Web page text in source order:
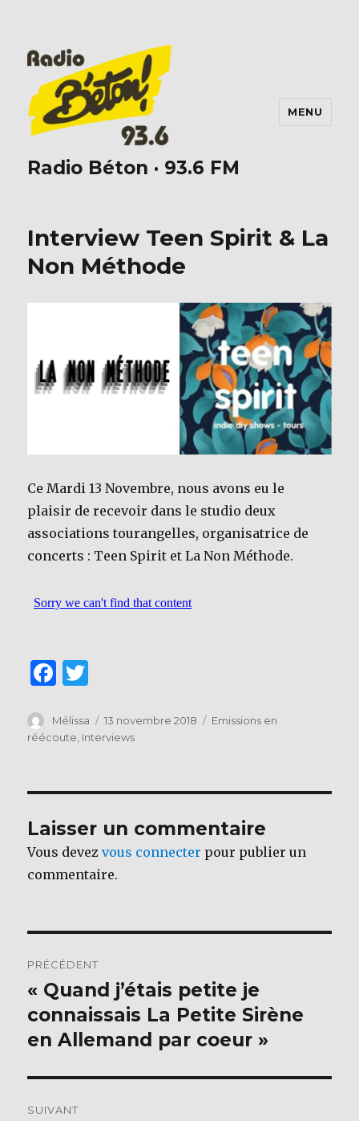
Radio Béton · 93.6 FM
MENU
Interview Teen Spirit & La
Non Méthode
Ce Mardi 13 Novembre, nous avons eu le
plaisir de recevoir dans le studio deux
associations tourangelles, organisatrice de
concerts : Teen Spirit et La Non Méthode.
F
c
e
o
o
k
it
te
Auteur
Mélissa
Publié
le
13 novembre 2018 Catégories
Emissions en
réécoute Interviews
Laisser un commentaire
Vous devezvous connecter pour publier un
commentaire.
de
l’article
PRÉCÉDENT
Publication
précédente :
« Quand j’étais petite je
connaissais La Petite Sirène
en Allemand par coeur »
SUIVANT